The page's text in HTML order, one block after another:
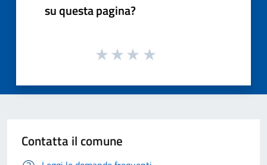
su questa pagina?
Contatta il comune